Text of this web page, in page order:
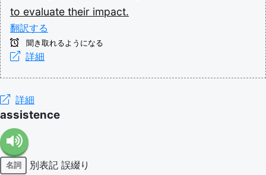
to evaluate their impact.
翻訳する
聞き取れるようになる
詳細
詳細
assistence
名詞 別表記 誤綴り